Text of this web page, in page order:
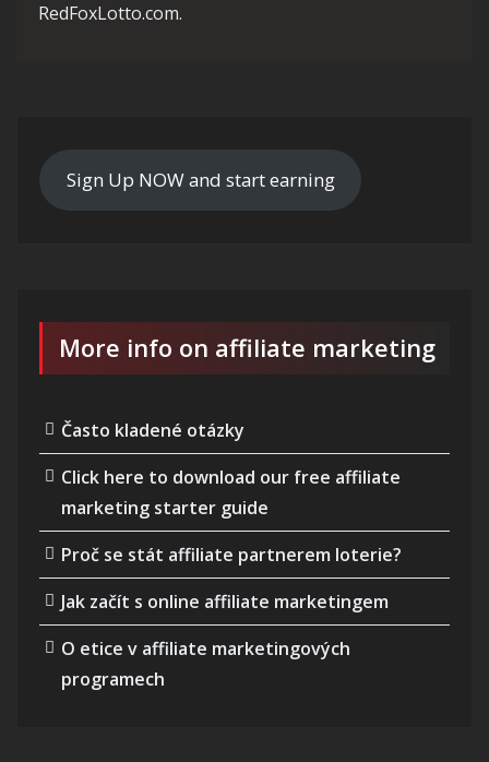
RedFoxLotto.com.
Sign Up NOW and start earning
More info on affiliate marketing
Často kladené otázky
Click here to download our free affiliate
marketing starter guide
Proč se stát affiliate partnerem loterie?
Jak začít s online affiliate marketingem
O etice v affiliate marketingových
programech